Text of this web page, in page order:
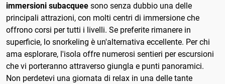
immersioni subacquee sono senza dubbio una delle
principali attrazioni, con molti centri di immersione che
offrono corsi per tutti i livelli. Se preferite rimanere in
superficie, lo snorkeling è un'alternativa eccellente. Per chi
ama esplorare, l'isola offre numerosi sentieri per escursioni
che vi porteranno attraverso giungla e punti panoramici.
Non perdetevi una giornata di relax in una delle tante